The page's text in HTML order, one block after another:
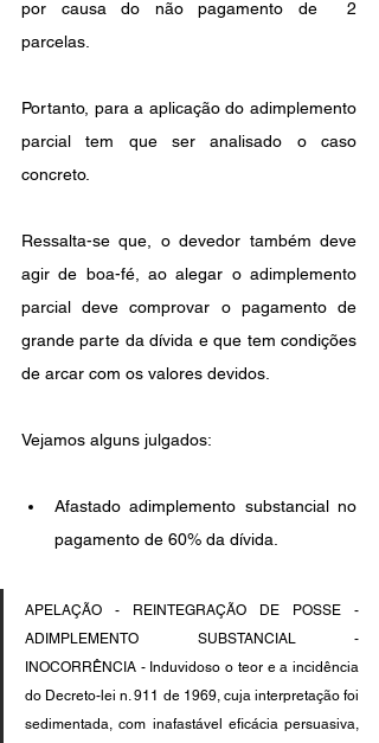
por causa do não pagamento de  2
parcelas.
Portanto, para a aplicação do adimplemento
parcial tem que ser analisado o caso
concreto.
Ressalta-se que, o devedor também deve
agir de boa-fé, ao alegar o adimplemento
parcial deve comprovar o pagamento de
grande parte da dívida e que tem condições
de arcar com os valores devidos.
Vejamos alguns julgados:
Afastado adimplemento substancial no
pagamento de 60% da dívida.
APELAÇÃO - REINTEGRAÇÃO DE POSSE -
ADIMPLEMENTO SUBSTANCIAL -
INOCORRÊNCIA - Induvidoso o teor e a incidência
do Decreto-lei n. 911 de 1969, cuja interpretação foi
sedimentada, com inafastável eficácia persuasiva,